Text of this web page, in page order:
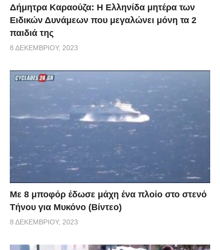
Δήμητρα Καραούζα: Η Ελληνίδα μητέρα των
Ειδικών Δυνάμεων που μεγαλώνει μόνη τα 2
παιδιά της
8 ΔΕΚΕΜΒΡΊΟΥ, 2023
Με 8 μποφόρ έδωσε μάχη ένα πλοίο στο στενό
Τήνου για Μυκόνο (Βίντεο)
8 ΔΕΚΕΜΒΡΊΟΥ, 2023